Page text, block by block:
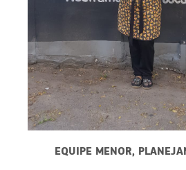
EQUIPE MENOR,